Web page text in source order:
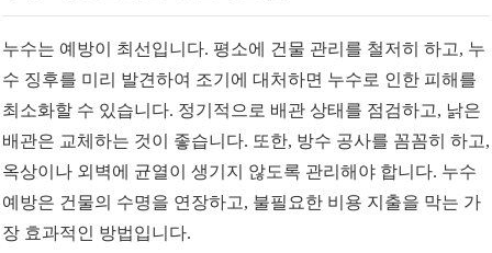
누수는 예방이 최선입니다. 평소에 건물 관리를 철저히 하고, 누
수 징후를 미리 발견하여 조기에 대처하면 누수로 인한 피해를
최소화할 수 있습니다. 정기적으로 배관 상태를 점검하고, 낡은
배관은 교체하는 것이 좋습니다. 또한, 방수 공사를 꼼꼼히 하고,
옥상이나 외벽에 균열이 생기지 않도록 관리해야 합니다. 누수
예방은 건물의 수명을 연장하고, 불필요한 비용 지출을 막는 가
장 효과적인 방법입니다.